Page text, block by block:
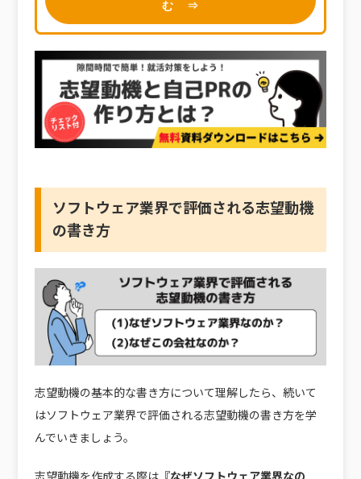
む ⇒
ソフトウェア業界で評価される志望動機
の書き方
志望動機の基本的な書き方について理解したら、続いて
はソフトウェア業界で評価される志望動機の書き方を学
んでいきましょう。